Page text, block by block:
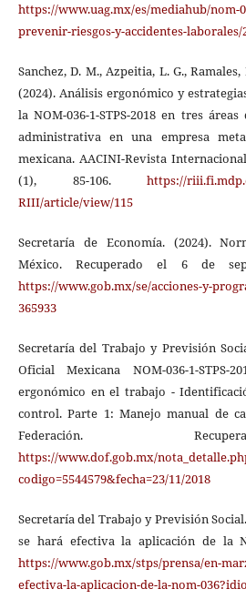
https://www.uag.mx/es/mediahub/nom-
prevenir-riesgos-y-accidentes-laborales/
Sanchez, D. M., Azpeitia, L. G.,
(2024). Análisis ergonómico y
la NOM-036-1-STPS-2018 en tres
administrativa en una empresa
mexicana. AACINI-Revista
(1), 85-106.https://
RIII/article/view/115
Secretaría de Economía. (2024).
México. Recuperado el 6 de
https://www.gob.mx/se/acciones-y-
365933
Secretaría del Trabajo y Previsión
Oficial Mexicana NOM-036-1-STPS-
ergonómico en el trabajo -
control. Parte 1: Manejo manual de
Federación.
https://www.dof.gob.mx/
codigo=5544579&fecha=23/11/2018
Secretaría del Trabajo y Previsión
se hará efectiva la aplicación de la
https://www.gob.mx/stps/prensa/en-
efectiva-la-aplicacion-de-la-nom-